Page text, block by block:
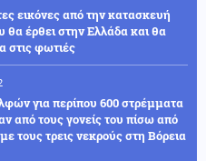
εικόνες από την κατασκευή
έρθει στην Ελλάδα και θα
στις φωτιές
για περίπου 600 στρέμματα
από τους γονείς του πίσω από
τους τρεις νεκρούς στη Βόρεια